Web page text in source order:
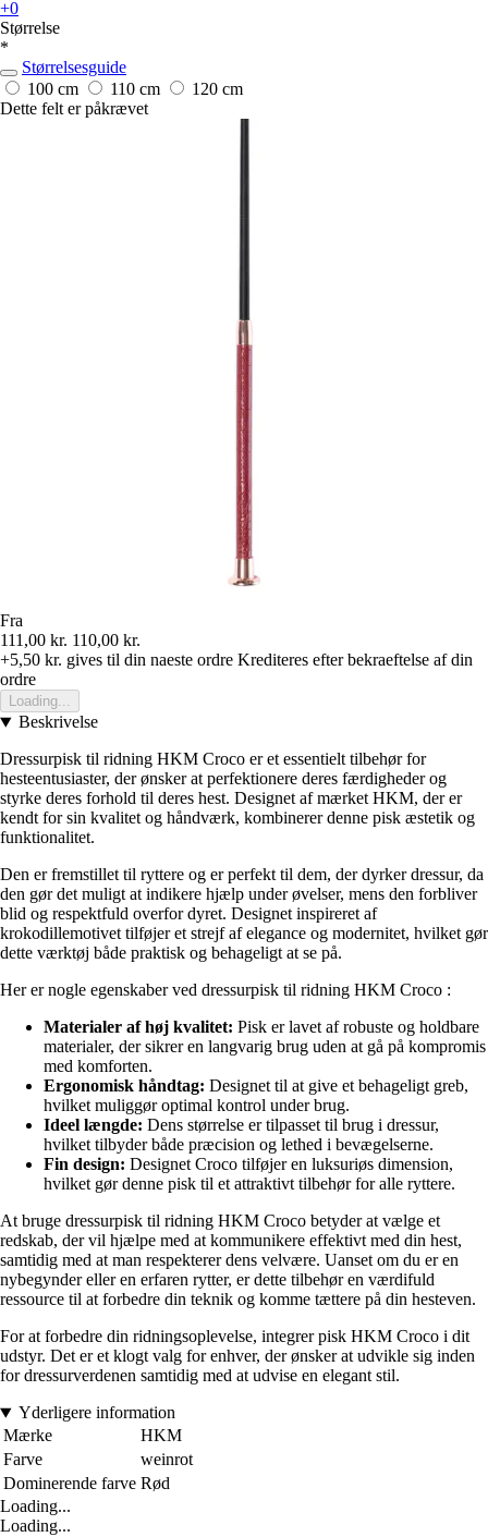
+0
Størrelse
*
Størrelsesguide
100 cm
110 cm
120 cm
Dette felt er påkrævet
Fra
111,00 kr. 110,00 kr.
+5,50 kr. gives til din naeste ordre Krediteres efter bekraeftelse af din
ordre
Loading...
Beskrivelse
Dressurpisk til ridning HKM Croco er et essentielt tilbehør for
hesteentusiaster, der ønsker at perfektionere deres færdigheder og
styrke deres forhold til deres hest. Designet af mærket HKM, der er
kendt for sin kvalitet og håndværk, kombinerer denne pisk æstetik og
funktionalitet.
Den er fremstillet til ryttere og er perfekt til dem, der dyrker dressur, da
den gør det muligt at indikere hjælp under øvelser, mens den forbliver
blid og respektfuld overfor dyret. Designet inspireret af
krokodillemotivet tilføjer et strejf af elegance og modernitet, hvilket gør
dette værktøj både praktisk og behageligt at se på.
Her er nogle egenskaber ved dressurpisk til ridning HKM Croco :
Materialer af høj kvalitet: Pisk er lavet af robuste og holdbare
materialer, der sikrer en langvarig brug uden at gå på kompromis
med komforten.
Ergonomisk håndtag: Designet til at give et behageligt greb,
hvilket muliggør optimal kontrol under brug.
Ideel længde: Dens størrelse er tilpasset til brug i dressur,
hvilket tilbyder både præcision og lethed i bevægelserne.
Fin design: Designet Croco tilføjer en luksuriøs dimension,
hvilket gør denne pisk til et attraktivt tilbehør for alle ryttere.
At bruge dressurpisk til ridning HKM Croco betyder at vælge et
redskab, der vil hjælpe med at kommunikere effektivt med din hest,
samtidig med at man respekterer dens velvære. Uanset om du er en
nybegynder eller en erfaren rytter, er dette tilbehør en værdifuld
ressource til at forbedre din teknik og komme tættere på din hesteven.
For at forbedre din ridningsoplevelse, integrer pisk HKM Croco i dit
udstyr. Det er et klogt valg for enhver, der ønsker at udvikle sig inden
for dressurverdenen samtidig med at udvise en elegant stil.
Yderligere information
Mærke
HKM
Farve
weinrot
Dominerende farve Rød
Loading...
Loading...